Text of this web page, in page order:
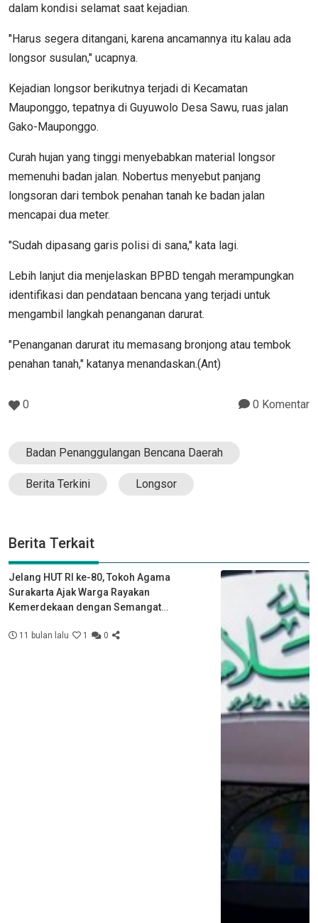
dalam kondisi selamat saat kejadian.
"Harus segera ditangani, karena ancamannya itu kalau ada
longsor susulan," ucapnya.
Kejadian longsor berikutnya terjadi di Kecamatan
Mauponggo, tepatnya di Guyuwolo Desa Sawu, ruas jalan
Gako-Mauponggo.
Curah hujan yang tinggi menyebabkan material longsor
memenuhi badan jalan. Nobertus menyebut panjang
longsoran dari tembok penahan tanah ke badan jalan
mencapai dua meter.
"Sudah dipasang garis polisi di sana," kata lagi.
Lebih lanjut dia menjelaskan BPBD tengah merampungkan
identifikasi dan pendataan bencana yang terjadi untuk
mengambil langkah penanganan darurat.
"Penanganan darurat itu memasang bronjong atau tembok
penahan tanah," katanya menandaskan.(Ant)
0 0 Komentar
Badan Penanggulangan Bencana Daerah
Berita Terkini Longsor
Berita Terkait
Jelang HUT RI ke-80, Tokoh Agama
Surakarta Ajak Warga Rayakan
Kemerdekaan dengan Semangat
11 bulan lalu 1 0